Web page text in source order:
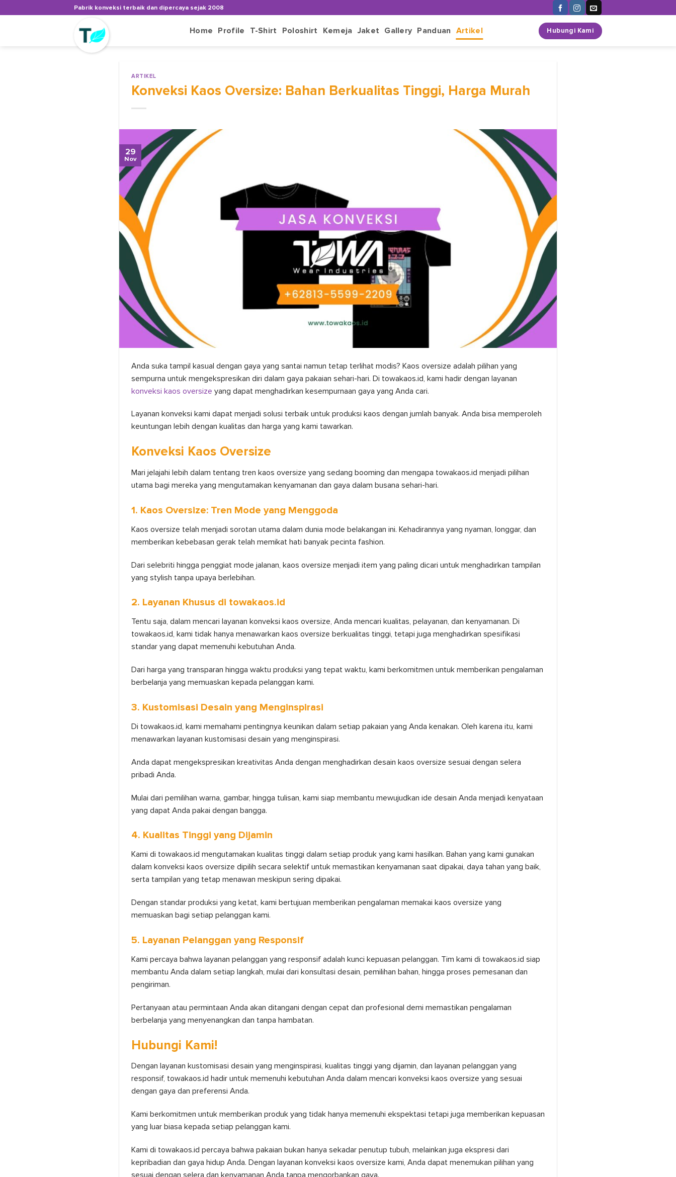
to
Pabrik konveksi terbaik dan dipercaya sejak 2008
Home Profile T-Shirt Poloshirt Kemeja Jaket Gallery Panduan Artikel Hubungi Kami
ARTIKEL
Konveksi Kaos Oversize: Bahan Berkualitas Tinggi, Harga Murah
29
Nov
Anda suka tampil kasual dengan gaya yang santai namun tetap terlihat modis? Kaos oversize adalah pilihan yang
sempurna untuk mengekspresikan diri dalam gaya pakaian sehari-hari. Di towakaos.id, kami hadir dengan layanan
konveksi kaos oversize yang dapat menghadirkan kesempurnaan gaya yang Anda cari.
Layanan konveksi kami dapat menjadi solusi terbaik untuk produksi kaos dengan jumlah banyak. Anda bisa memperoleh
keuntungan lebih dengan kualitas dan harga yang kami tawarkan.
Konveksi Kaos Oversize
Mari jelajahi lebih dalam tentang tren kaos oversize yang sedang booming dan mengapa towakaos.id menjadi pilihan
utama bagi mereka yang mengutamakan kenyamanan dan gaya dalam busana sehari-hari.
1. Kaos Oversize: Tren Mode yang Menggoda
Kaos oversize telah menjadi sorotan utama dalam dunia mode belakangan ini. Kehadirannya yang nyaman, longgar, dan
memberikan kebebasan gerak telah memikat hati banyak pecinta fashion.
Dari selebriti hingga penggiat mode jalanan, kaos oversize menjadi item yang paling dicari untuk menghadirkan tampilan
yang stylish tanpa upaya berlebihan.
2. Layanan Khusus di towakaos.id
Tentu saja, dalam mencari layanan konveksi kaos oversize, Anda mencari kualitas, pelayanan, dan kenyamanan. Di
towakaos.id, kami tidak hanya menawarkan kaos oversize berkualitas tinggi, tetapi juga menghadirkan spesifikasi
standar yang dapat memenuhi kebutuhan Anda.
Dari harga yang transparan hingga waktu produksi yang tepat waktu, kami berkomitmen untuk memberikan pengalaman
berbelanja yang memuaskan kepada pelanggan kami.
3. Kustomisasi Desain yang Menginspirasi
Di towakaos.id, kami memahami pentingnya keunikan dalam setiap pakaian yang Anda kenakan. Oleh karena itu, kami
menawarkan layanan kustomisasi desain yang menginspirasi.
Anda dapat mengekspresikan kreativitas Anda dengan menghadirkan desain kaos oversize sesuai dengan selera
pribadi Anda.
Mulai dari pemilihan warna, gambar, hingga tulisan, kami siap membantu mewujudkan ide desain Anda menjadi kenyataan
yang dapat Anda pakai dengan bangga.
4. Kualitas Tinggi yang Dijamin
Kami di towakaos.id mengutamakan kualitas tinggi dalam setiap produk yang kami hasilkan. Bahan yang kami gunakan
dalam konveksi kaos oversize dipilih secara selektif untuk memastikan kenyamanan saat dipakai, daya tahan yang baik,
serta tampilan yang tetap menawan meskipun sering dipakai.
Dengan standar produksi yang ketat, kami bertujuan memberikan pengalaman memakai kaos oversize yang
memuaskan bagi setiap pelanggan kami.
5. Layanan Pelanggan yang Responsif
Kami percaya bahwa layanan pelanggan yang responsif adalah kunci kepuasan pelanggan. Tim kami di towakaos.id siap
membantu Anda dalam setiap langkah, mulai dari konsultasi desain, pemilihan bahan, hingga proses pemesanan dan
pengiriman.
Pertanyaan atau permintaan Anda akan ditangani dengan cepat dan profesional demi memastikan pengalaman
berbelanja yang menyenangkan dan tanpa hambatan.
Hubungi Kami!
Dengan layanan kustomisasi desain yang menginspirasi, kualitas tinggi yang dijamin, dan layanan pelanggan yang
responsif, towakaos.id hadir untuk memenuhi kebutuhan Anda dalam mencari konveksi kaos oversize yang sesuai
dengan gaya dan preferensi Anda.
Kami berkomitmen untuk memberikan produk yang tidak hanya memenuhi ekspektasi tetapi juga memberikan kepuasan
yang luar biasa kepada setiap pelanggan kami.
Kami di towakaos.id percaya bahwa pakaian bukan hanya sekadar penutup tubuh, melainkan juga ekspresi dari
kepribadian dan gaya hidup Anda. Dengan layanan konveksi kaos oversize kami, Anda dapat menemukan pilihan yang
sesuai dengan selera dan kenyamanan Anda tanpa mengorbankan gaya.